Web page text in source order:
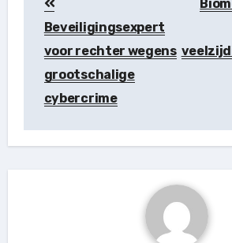
Beveiligingsexpert
voor rechter wegens
grootschalige
cybercrime